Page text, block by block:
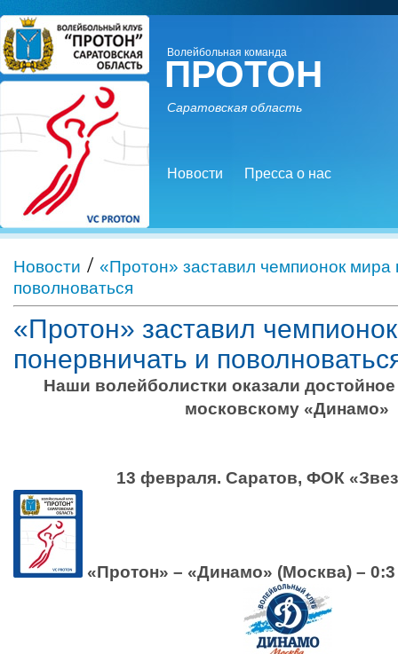
Волейбольная команда
ПРОТОН
Саратовская область
Новости Пресса о нас
Новости / «Протон» заставил чемпионок мира
поволноваться
«Протон» заставил
понервничать и
Наши волейболистки оказали
московскому «Динамо»
13 февраля. Саратов, ФОК
«Протон» – «Динамо» (Москва) – 0:3